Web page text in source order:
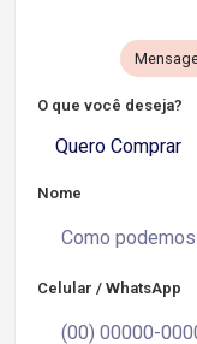
O que você deseja?
Quero Comprar
Nome
Celular / WhatsApp